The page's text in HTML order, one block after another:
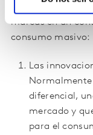
funcionen como
marcas en un
consumo masivo:
Las
Normalmente
diferencial,
mercado y
para el